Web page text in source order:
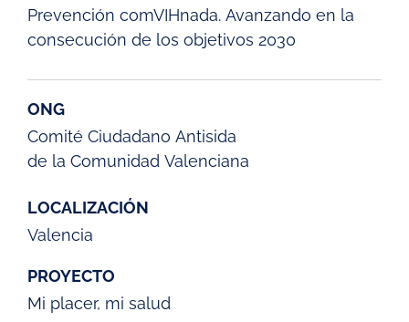
Prevención comVIHnada. Avanzando en la
consecución de los objetivos 2030
ONG
Comité Ciudadano Antisida
de la Comunidad Valenciana
LOCALIZACIÓN
Valencia
PROYECTO
Mi placer, mi salud